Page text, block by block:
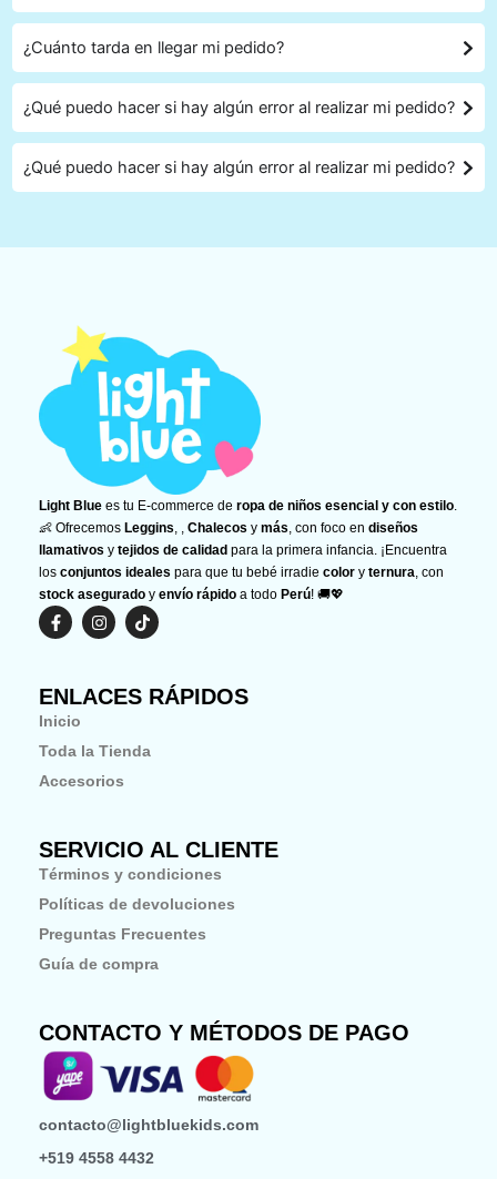
¿Cuánto tarda en llegar mi pedido?
¿Qué puedo hacer si hay algún error al realizar mi pedido?
¿Qué puedo hacer si hay algún error al realizar mi pedido?
Light Blue es tu E-commerce de ropa de niños esencial y con estilo.
👶 Ofrecemos Leggins, , Chalecos y más, con foco en diseños
llamativos y tejidos de calidad para la primera infancia. ¡Encuentra
los conjuntos ideales para que tu bebé irradie color y ternura, con
stock asegurado y envío rápido a todo Perú! 🚚💖
F
a
c
o
o
k
-
f
I
n
s
g
m
T
i
k
k
ENLACES RÁPIDOS
Inicio
Toda la Tienda
Accesorios
SERVICIO AL CLIENTE
Términos y condiciones
Políticas de devoluciones
Preguntas Frecuentes
Guía de compra
CONTACTO Y MÉTODOS DE PAGO
contacto@lightbluekids.com
+519 4558 4432